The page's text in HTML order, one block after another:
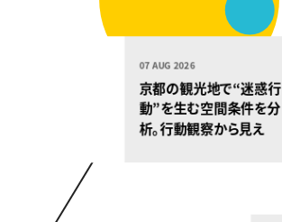
07 AUG 2026
京都の観光地で“迷惑行
動”を生む空間条件を分
析。行動観察から見え